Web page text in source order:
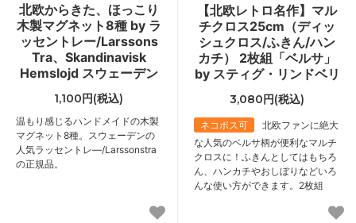
北欧からきた、ほっこり
木製マグネット8種 by ラ
ッセントレー/Larssons
Tra、Skandinavisk
Hemslojd スウェーデン
1,100円(税込)
温もり感じるハンドメイドの木製
マグネット8種。スウェーデンの
人気ラッセントレ―/Larssonstra
の正規品。
【北欧レトロ名作】マル
チクロス25cm（ディッ
シュクロス/ふきん/ハン
カチ） 2枚組「ベルサ」
by スティグ・リンドベリ
3,080円(税込)
ネコポス可
北欧ファンに絶大
な人気のベルサ柄が便利なマルチ
クロスに！ふきんとしてはもちろ
ん、ハンカチやおしぼりなどいろ
んな使い方ができます。2枚組